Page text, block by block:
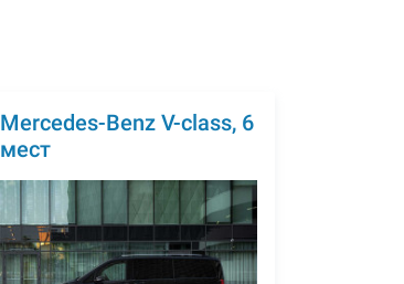
Mercedes-Benz V-class, 6
мест